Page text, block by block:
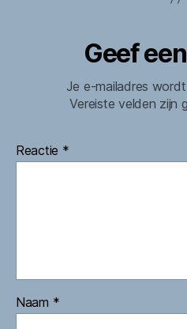
Geef
Je e-mailadres
Vereiste velden zijn
Reactie *
Naam *